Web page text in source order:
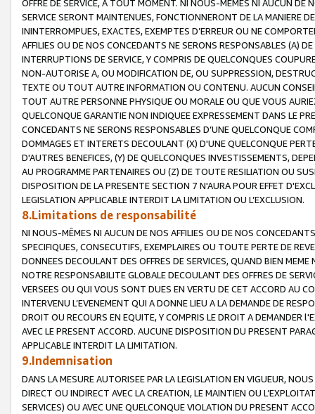
OFFRE DE SERVICE, A TOUT MOMENT. NI NOUS-MÊMES NI AUCUN DE
SERVICE SERONT MAINTENUES, FONCTIONNERONT DE LA MANIERE
ININTERROMPUES, EXACTES, EXEMPTES D’ERREUR OU NE
AFFILIES OU DE NOS CONCEDANTS NE SERONS RESPONSABLES (A)
INTERRUPTIONS DE SERVICE, Y COMPRIS DE QUELCONQUES
NON-AUTORISE A, OU MODIFICATION DE, OU SUPPRESSION,
TEXTE OU TOUT AUTRE INFORMATION OU CONTENU. AUCUN
TOUT AUTRE PERSONNE PHYSIQUE OU MORALE OU QUE VOUS
QUELCONQUE GARANTIE NON INDIQUEE EXPRESSEMENT DANS LE
CONCEDANTS NE SERONS RESPONSABLES D’UNE QUELCONQUE
DOMMAGES ET INTERETS DECOULANT (X) D'UNE QUELCONQUE
D'AUTRES BENEFICES, (Y) DE QUELCONQUES INVESTISSEMENTS,
AU PROGRAMME PARTENAIRES OU (Z) DE TOUTE RESILIATION OU
DISPOSITION DE LA PRESENTE SECTION 7 N'AURA POUR EFFET
LEGISLATION APPLICABLE INTERDIT LA LIMITATION OU L’EXCLUSION.
8.Limitations de responsabilité
NI NOUS-MÊMES NI AUCUN DE NOS AFFILIES OU DE NOS
SPECIFIQUES, CONSECUTIFS, EXEMPLAIRES OU TOUTE PERTE DE
DONNEES DECOULANT DES OFFRES DE SERVICES, QUAND BIEN
NOTRE RESPONSABILITE GLOBALE DECOULANT DES OFFRES DE
VERSEES OU QUI VOUS SONT DUES EN VERTU DE CET ACCORD AU
INTERVENU L’EVENEMENT QUI A DONNE LIEU A LA DEMANDE DE
DROIT OU RECOURS EN EQUITE, Y COMPRIS LE DROIT A DEMANDER
AVEC LE PRESENT ACCORD. AUCUNE DISPOSITION DU PRESENT
APPLICABLE INTERDIT LA LIMITATION.
9.Indemnisation
DANS LA MESURE AUTORISEE PAR LA LEGISLATION EN VIGUEUR,
DIRECT OU INDIRECT AVEC LA CREATION, LE MAINTIEN OU
SERVICES) OU AVEC UNE QUELCONQUE VIOLATION DU PRESENT